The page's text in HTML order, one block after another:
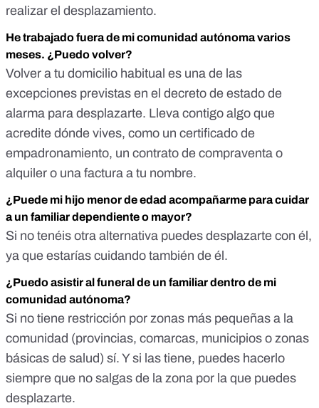
realizar el desplazamiento.
He trabajado fuera de mi comunidad autónoma varios
meses. ¿Puedo volver?
Volver a tu domicilio habitual es una de las
excepciones previstas en el decreto de estado de
alarma para desplazarte. Lleva contigo algo que
acredite dónde vives, como un certificado de
empadronamiento, un contrato de compraventa o
alquiler o una factura a tu nombre.
¿Puede mi hijo menor de edad acompañarme para cuidar
a un familiar dependiente o mayor?
Si no tenéis otra alternativa puedes desplazarte con él,
ya que estarías cuidando también de él.
¿Puedo asistir al funeral de un familiar dentro de mi
comunidad autónoma?
Si no tiene restricción por zonas más pequeñas a la
comunidad (provincias, comarcas, municipios o zonas
básicas de salud) sí. Y si las tiene, puedes hacerlo
siempre que no salgas de la zona por la que puedes
desplazarte.